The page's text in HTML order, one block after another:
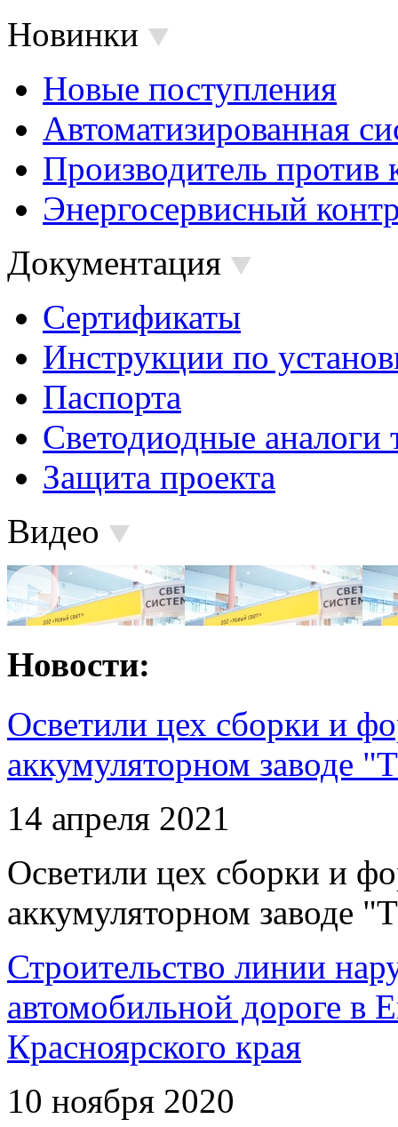
Новинки
Новые поступления
Автоматизированная
Производитель против
Энергосервисный
Документация
Сертификаты
Инструкции по
Паспорта
Светодиодные аналоги
Защита проекта
Видео
Новости:
Осветили цех сборки и
аккумуляторном заводе
14 апреля 2021
Осветили цех сборки и
аккумуляторном заводе
Строительство линии
автомобильной дороге в
Красноярского края
10 ноября 2020